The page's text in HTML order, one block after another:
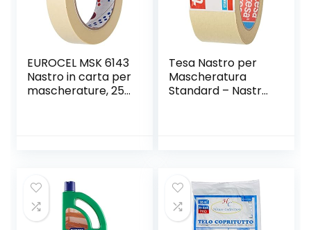
EUROCEL MSK 6143
Nastro in carta per
mascherature, 25
Tesa Nastro per
Mascheratura
Standard – Nastro
mm